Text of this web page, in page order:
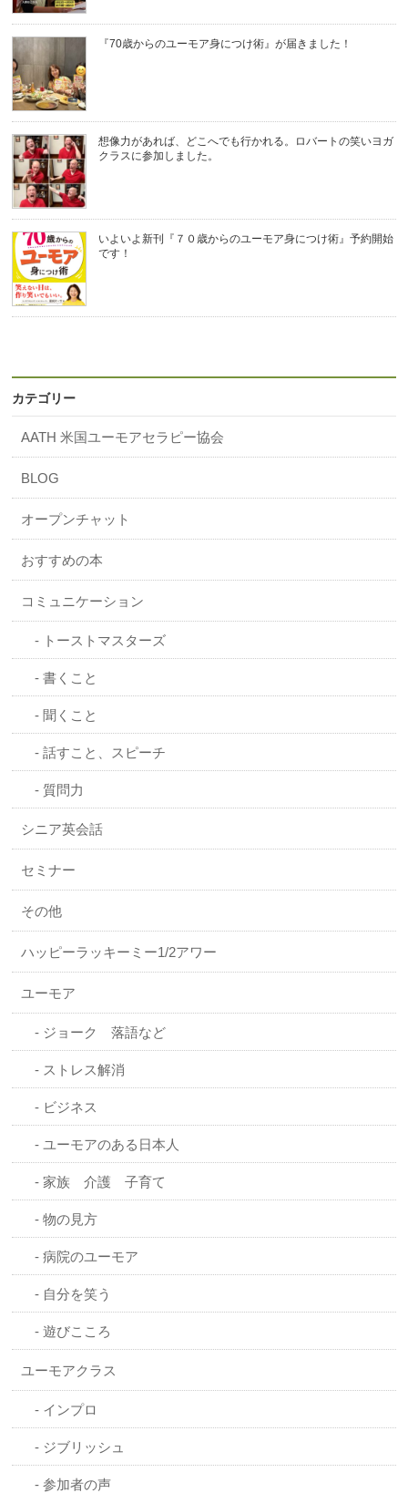
『70歳からのユーモア身につけ術』が届きました！
想像力があれば、どこへでも行かれる。ロバートの笑いヨガ
クラスに参加しました。
いよいよ新刊『７０歳からのユーモア身につけ術』予約開始
です！
カテゴリー
AATH 米国ユーモアセラピー協会
BLOG
オープンチャット
おすすめの本
コミュニケーション
トーストマスターズ
書くこと
聞くこと
話すこと、スピーチ
質問力
シニア英会話
セミナー
その他
ハッピーラッキーミー1/2アワー
ユーモア
ジョーク 落語など
ストレス解消
ビジネス
ユーモアのある日本人
家族 介護 子育て
物の見方
病院のユーモア
自分を笑う
遊びこころ
ユーモアクラス
インプロ
ジブリッシュ
参加者の声